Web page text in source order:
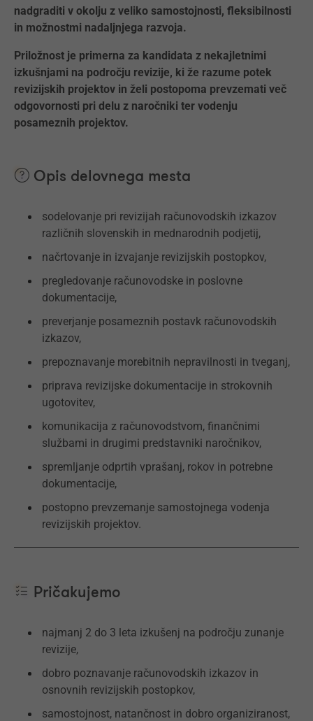
nadgraditi v okolju z veliko samostojnosti, fleksibilnosti
in možnostmi nadaljnjega razvoja.
Priložnost je primerna za kandidata z nekajletnimi
izkušnjami na področju revizije, ki že razume potek
revizijskih projektov in želi postopoma prevzemati več
odgovornosti pri delu z naročniki ter vodenju
posameznih projektov.
Opis delovnega mesta
sodelovanje pri revizijah računovodskih izkazov
različnih slovenskih in mednarodnih podjetij,
načrtovanje in izvajanje revizijskih postopkov,
pregledovanje računovodske in poslovne
dokumentacije,
preverjanje posameznih postavk računovodskih
izkazov,
prepoznavanje morebitnih nepravilnosti in tveganj,
priprava revizijske dokumentacije in strokovnih
ugotovitev,
komunikacija z računovodstvom, finančnimi
službami in drugimi predstavniki naročnikov,
spremljanje odprtih vprašanj, rokov in potrebne
dokumentacije,
postopno prevzemanje samostojnega vodenja
revizijskih projektov.
Pričakujemo
najmanj 2 do 3 leta izkušenj na področju zunanje
revizije,
dobro poznavanje računovodskih izkazov in
osnovnih revizijskih postopkov,
samostojnost, natančnost in dobro organiziranost,